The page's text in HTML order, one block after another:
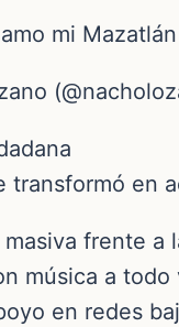
mi Mazatlán
transformó en
masiva frente a
música a
en redes